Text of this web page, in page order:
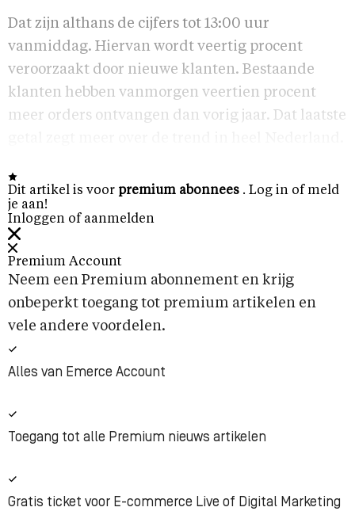
Dat zijn althans de cijfers tot 13:00 uur
vanmiddag. Hiervan wordt veertig procent
veroorzaakt door nieuwe klanten. Bestaande
klanten hebben vanmorgen veertien procent
meer orders ontvangen dan vorig jaar. Dat laatste
Dit artikel is voor premium abonnees . Log in of meld
je aan!
Inloggen of aanmelden
Premium Account
Neem een Premium abonnement en krijg
onbeperkt toegang tot premium artikelen en
vele andere voordelen.
Alles van Emerce Account
Toegang tot alle Premium nieuws artikelen
Gratis ticket voor E-commerce Live of Digital Marketing